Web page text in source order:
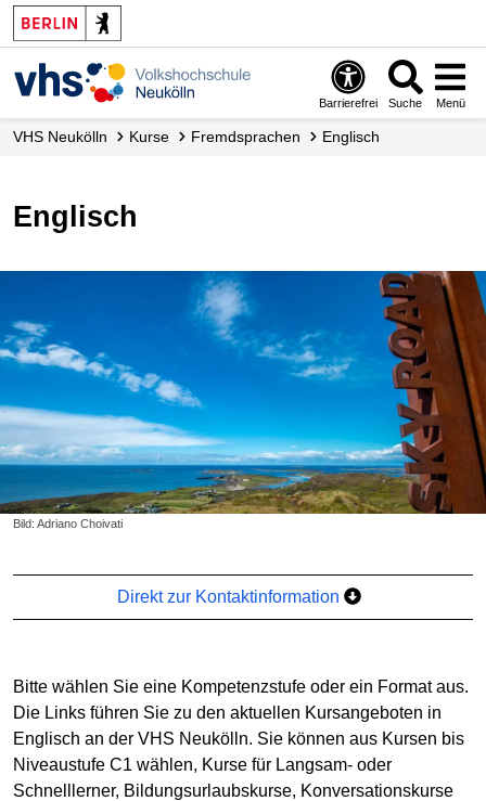
Barrierefrei Suche Menü
VHS Neukölln Kurse Fremdsprachen Englisch
Englisch
Bild: Adriano Choivati
Direkt zur Kontaktinformation
Bitte wählen Sie eine Kompetenzstufe oder ein Format aus.
Die Links führen Sie zu den aktuellen Kursangeboten in
Englisch an der VHS Neukölln. Sie können aus Kursen bis
Niveaustufe C1 wählen, Kurse für Langsam- oder
Schnelllerner, Bildungsurlaubskurse, Konversationskurse